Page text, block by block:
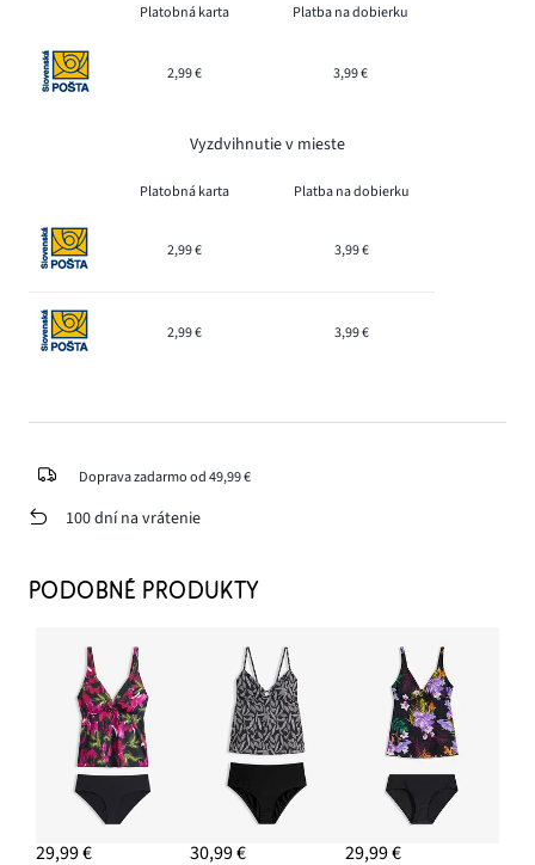
Platobná karta Platba na dobierku
2,99 € 3,99 €
Vyzdvihnutie v mieste
Platobná karta Platba na dobierku
2,99 € 3,99 €
2,99 € 3,99 €
Doprava zadarmo od 49,99 €
100 dní na vrátenie
PODOBNÉ PRODUKTY
29,99 € 30,99 € 29,99 €